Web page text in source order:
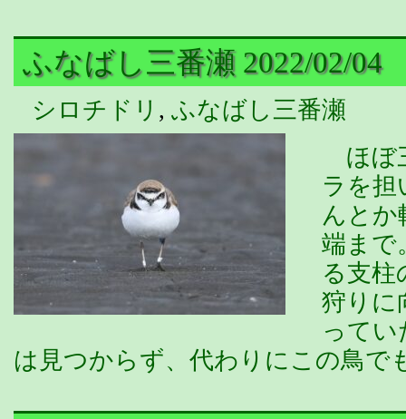
ふなばし三番瀬 2022/02/04
シロチドリ , ふなばし三番瀬
ほぼ
ラを担
んとか
端ま
る支柱
狩りに
って
は見つからず、代わりにこの鳥で